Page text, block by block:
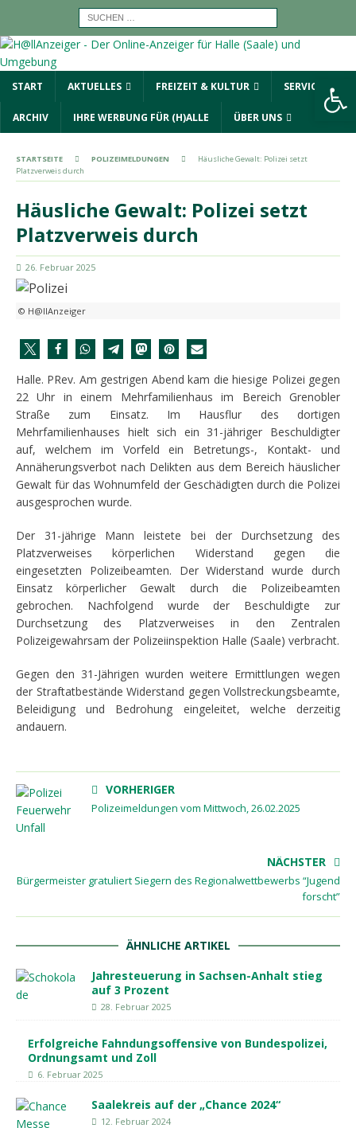
START AKTUELLES FREIZEIT & KULTUR SERVICE
ARCHIV IHRE WERBUNG FÜR (H)ALLE ÜBER UNS
STARTSEITE POLIZEIMELDUNGEN
Häusliche Gewalt: Polizei setzt
Platzverweis durch
Häusliche Gewalt: Polizei setzt
Platzverweis durch
26. Februar 2025
© H@llAnzeiger
Halle. PRev. Am gestrigen Abend kam die hiesige Polizei gegen
22 Uhr in einem Mehrfamilienhaus im Bereich Grenobler
Straße zum Einsatz. Im Hausflur des dortigen
Mehrfamilienhauses hielt sich ein 31-jähriger Beschuldigter
auf, welchem im Vorfeld ein Betretungs-, Kontakt- und
Annäherungsverbot nach Delikten aus dem Bereich häuslicher
Gewalt für das Wohnumfeld der Geschädigten durch die Polizei
ausgesprochen wurde.
Der 31-jährige Mann leistete bei der Durchsetzung des
Platzverweises körperlichen Widerstand gegen die
eingesetzten Polizeibeamten. Der Widerstand wurde durch
Einsatz körperlicher Gewalt durch die Polizeibeamten
gebrochen. Nachfolgend wurde der Beschuldigte zur
Durchsetzung des Platzverweises in den Zentralen
Polizeigewahrsam der Polizeiinspektion Halle (Saale) verbracht.
Gegen den 31-Jährigen wurden weitere Ermittlungen wegen
der Straftatbestände Widerstand gegen Vollstreckungsbeamte,
Beleidigung und Bedrohung eingeleitet, welche derzeitig
andauern.
VORHERIGER
Polizeimeldungen vom Mittwoch, 26.02.2025
NÄCHSTER
Bürgermeister gratuliert Siegern des Regionalwettbewerbs “Jugend
forscht”
ÄHNLICHE ARTIKEL
Jahresteuerung in Sachsen-Anhalt stieg
auf 3 Prozent
28. Februar 2025
Erfolgreiche Fahndungsoffensive von Bundespolizei,
Ordnungsamt und Zoll
6. Februar 2025
Saalekreis auf der „Chance 2024“
12. Februar 2024
Werkzeugleiste öffnen